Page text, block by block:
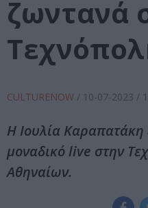
ζωντανά
CULTURENOW / 10-07-2023 /
Η Ιουλία Καραπατάκη
μοναδικό live στην
Αθηναίων.